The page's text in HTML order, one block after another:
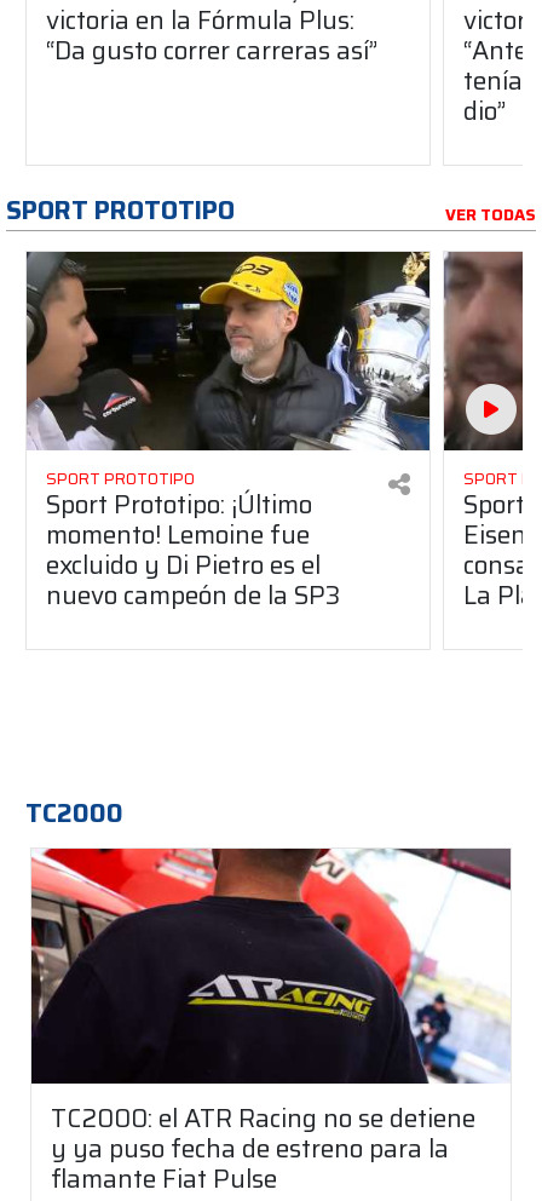
victoria en la Fórmula Plus:
“Da gusto correr carreras así”
dio”
SPORT PROTOTIPO VER TODAS
SPORT PROTOTIPO
Sport Prototipo: ¡Último
momento! Lemoine fue
excluido y Di Pietro es el
nuevo campeón de la SP3
SPORT
Sport
La
TC2000
TC2000: el ATR Racing no se detiene
y ya puso fecha de estreno para la
flamante Fiat Pulse